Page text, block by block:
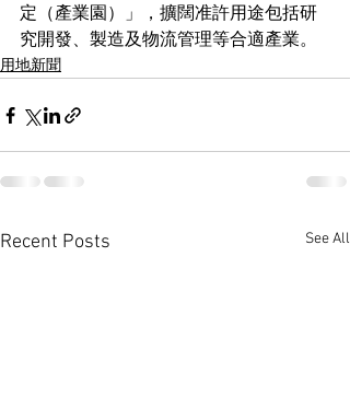
定（產業園）」，擴闊准許用途包括研
究開發、製造及物流管理等合適產業。
用地新聞
Recent Posts See All